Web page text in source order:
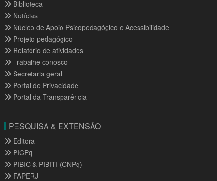
Biblioteca
Notícias
Núcleo de Apoio Psicopedagógico e Acessibilidade
Projeto pedagógico
Relatório de atividades
Trabalhe conosco
Secretaria geral
Portal de Privacidade
Portal da Transparência
PESQUISA & EXTENSÃO
Editora
PICPq
PIBIC & PIBITI (CNPq)
FAPERJ